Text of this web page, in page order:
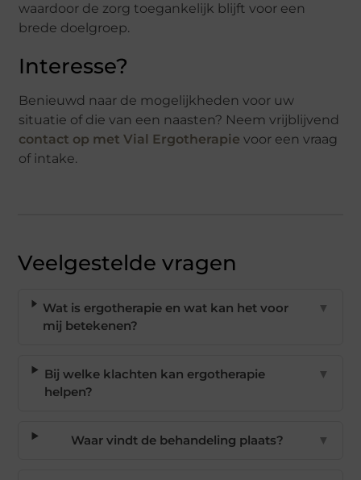
waardoor de zorg toegankelijk blijft voor een
brede doelgroep.
Interesse?
Benieuwd naar de mogelijkheden voor uw
situatie of die van een naasten? Neem vrijblijvend
contact op met Vial Ergotherapie voor een vraag
of intake.
Veelgestelde vragen
Wat is ergotherapie en wat kan het voor
mij betekenen?
▼
Bij welke klachten kan ergotherapie
helpen?
▼
Waar vindt de behandeling plaats? ▼